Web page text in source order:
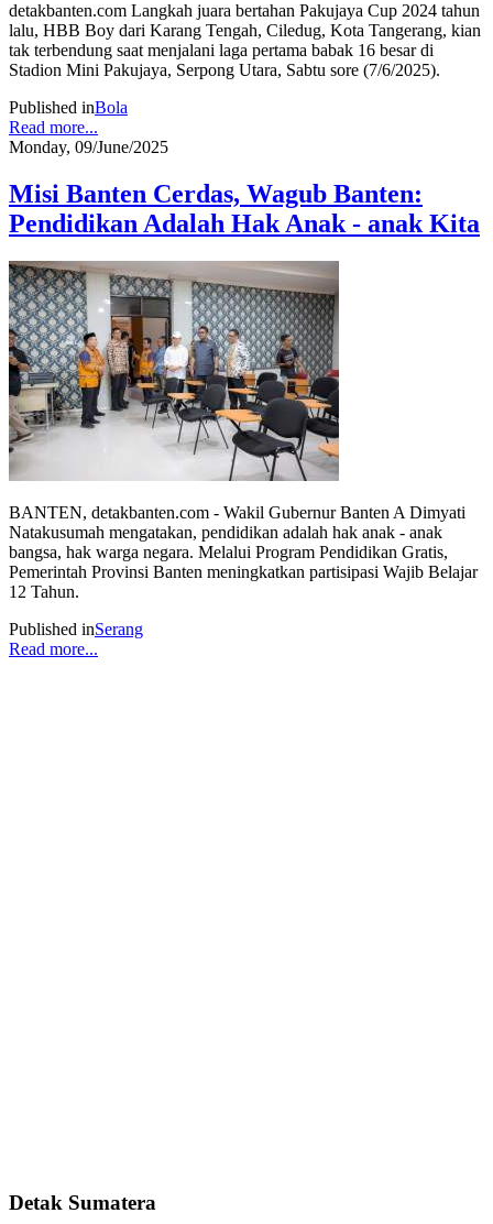
detakbanten.com Langkah juara bertahan Pakujaya Cup 2024 tahun
lalu, HBB Boy dari Karang Tengah, Ciledug, Kota Tangerang, kian
tak terbendung saat menjalani laga pertama babak 16 besar di
Stadion Mini Pakujaya, Serpong Utara, Sabtu sore (7/6/2025).
Published inBola
Read more...
Monday, 09/June/2025
Misi Banten Cerdas, Wagub Banten:
Pendidikan Adalah Hak Anak - anak Kita
BANTEN, detakbanten.com - Wakil Gubernur Banten A Dimyati
Natakusumah mengatakan, pendidikan adalah hak anak - anak
bangsa, hak warga negara. Melalui Program Pendidikan Gratis,
Pemerintah Provinsi Banten meningkatkan partisipasi Wajib Belajar
12 Tahun.
Published inSerang
Read more...
Detak Sumatera